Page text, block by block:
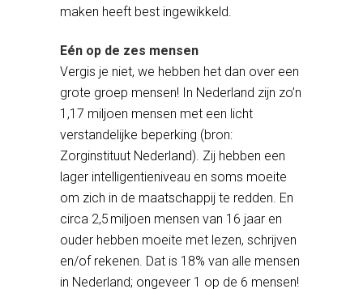
maken heeft best ingewikkeld.
Eén op de zes mensen
Vergis je niet, we hebben het dan over een
grote groep mensen! In Nederland zijn zo’n
1,17 miljoen mensen met een licht
verstandelijke beperking (bron:
Zorginstituut Nederland). Zij hebben een
lager intelligentieniveau en soms moeite
om zich in de maatschappij te redden. En
circa 2,5 miljoen mensen van 16 jaar en
ouder hebben moeite met lezen, schrijven
en/of rekenen. Dat is 18% van alle mensen
in Nederland; ongeveer 1 op de 6 mensen!